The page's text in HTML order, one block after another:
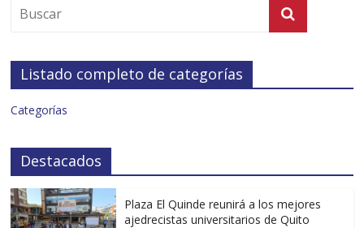
Listado completo de categorías
Categorías
Destacados
Plaza El Quinde reunirá a los mejores
ajedrecistas universitarios de Quito